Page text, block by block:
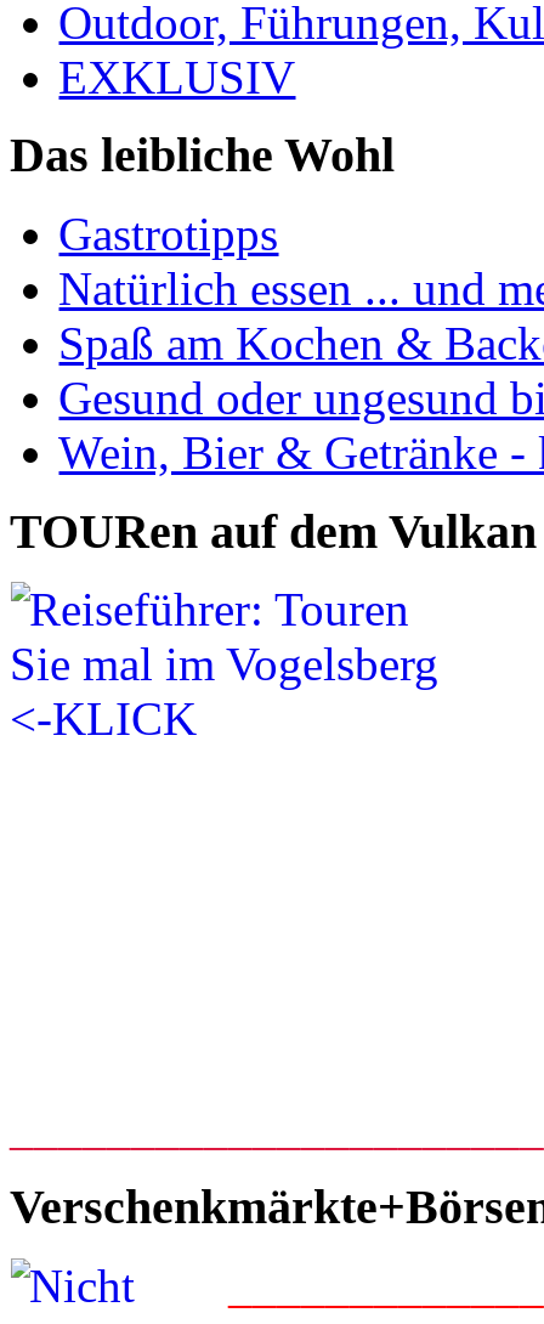
Outdoor, Führungen,
EXKLUSIV
Das leibliche Wohl
Gastrotipps
Natürlich essen ... und
Spaß am Kochen &
Gesund oder ungesund
Wein, Bier & Getränke -
TOURen auf dem Vulkan